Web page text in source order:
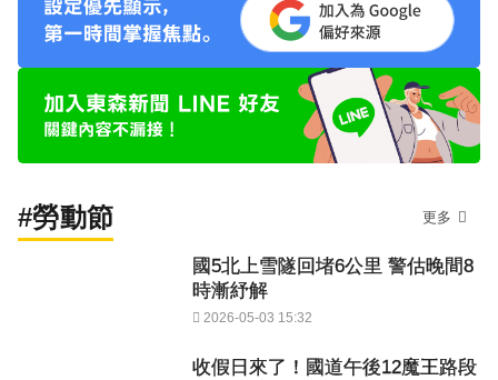
#勞動節 更多
國5北上雪隧回堵6公里 警估晚間8
時漸紓解
2026-05-03 15:32
收假日來了！國道午後12魔王路段